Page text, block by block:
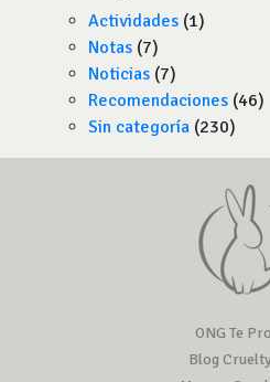
Actividades (1)
Notas (7)
Noticias (7)
Recomendaciones (46)
Sin categoría (230)
ONG Te
Blog